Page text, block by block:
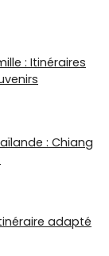
: Itinéraires
: Chiang
adapté